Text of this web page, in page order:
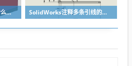
SolidWorks镜像零件为什么不对称？镜像命令使用详解 SolidWorks注释多条引线的方法步骤